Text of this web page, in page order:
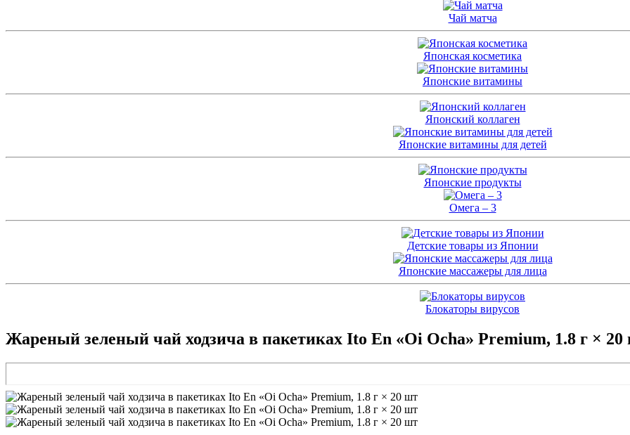
Чай матча
Японская косметика
Японские витамины
Японский коллаген
Японские витамины для детей
Японские продукты
Омега – 3
Детские товары из Японии
Японские массажеры для лица
Блокаторы вирусов
Жареный зеленый чай ходзича в пакетиках Ito En «Oi Ocha» Premium, 1.8 г ×